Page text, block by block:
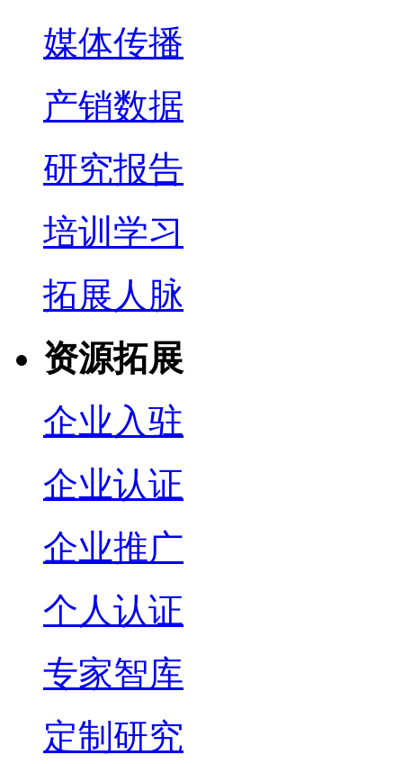
媒体传播
产销数据
研究报告
培训学习
拓展人脉
资源拓展
企业入驻
企业认证
企业推广
个人认证
专家智库
定制研究